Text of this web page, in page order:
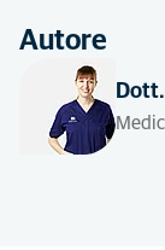
Autore